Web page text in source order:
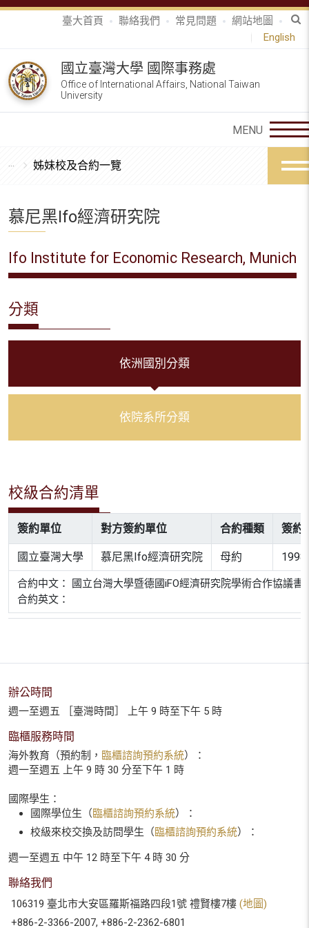
臺大首頁 聯絡我們 常見問題
網站地圖
English
國立臺灣大學 國際事務處
Office of International Affairs, National Taiwan
University
姊妹校及合約一覽
慕尼黑Ifo經濟研究院
Ifo Institute for Economic Research, Munich
分類
依洲國別分類
依院系所分類
校級合約清單
簽約單位 對方簽約單位 合約種類 簽約
國立臺灣大學 慕尼黑Ifo經濟研究院 母約
合約中文： 國立台灣大學暨德國iFO經濟研究院學術合作協議書
合約英文：
辦公時間
週一至週五 ［臺灣時間］ 上午 9 時至下午 5 時
臨櫃服務時間
海外教育（預約制， 臨櫃諮詢預約系統）：
週一至週五 上午 9 時 30 分至下午 1 時
國際學生：
國際學位生（臨櫃諮詢預約系統）：
校級來校交換及訪問學生（臨櫃諮詢預約系統）：
週一至週五 中午 12 時至下午 4 時 30 分
聯絡我們
106319 臺北市大安區羅斯福路四段1號 禮賢樓7樓 (地圖)
+886-2-3366-2007, +886-2-2362-6801